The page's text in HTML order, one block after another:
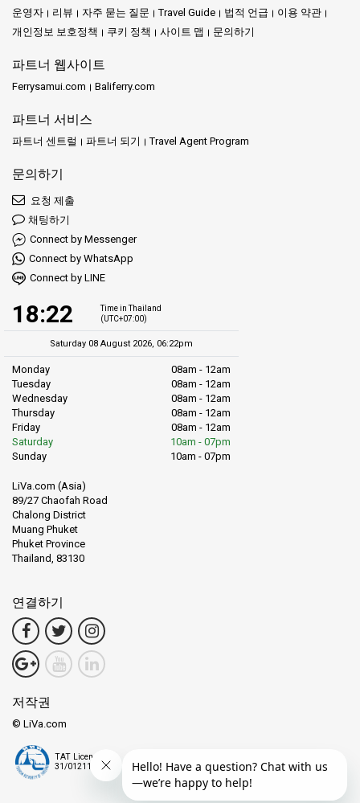
운영자
리뷰 자주 묻는 질문 Travel Guide 법적 언급
이용 약관
개인정보 보호정책
쿠키 정책 사이트 맵 문의하기
파트너 웹사이트
Ferrysamui.com Baliferry.com
파트너 서비스
파트너 센트럴 파트너 되기 Travel Agent Program
문의하기
요청 제출
채팅하기
Connect by Messenger
Connect by WhatsApp
Connect by LINE
18:22
Time in Thailand
(UTC+07:00)
Saturday 08 August 2026, 06:22pm
Monday
08am - 12am
Tuesday
08am - 12am
Wednesday
08am - 12am
Thursday
08am - 12am
Friday
08am - 12am
Saturday
10am - 07pm
Sunday
10am - 07pm
LiVa.com (Asia)
89/27 Chaofah Road
Chalong District
Muang Phuket
Phuket Province
Thailand, 83130
연결하기
저작권
© LiVa.com
TAT License
31/01211